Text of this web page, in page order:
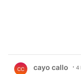
CC cayo callo 4